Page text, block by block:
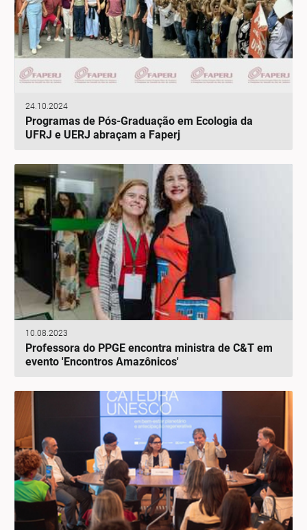
24.10.2024
Programas de Pós-Graduação em Ecologia da
UFRJ e UERJ abraçam a Faperj
10.08.2023
Professora do PPGE encontra ministra de C&T em
evento 'Encontros Amazônicos'